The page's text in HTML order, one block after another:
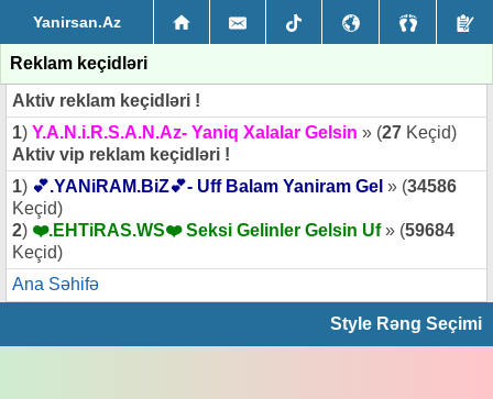
Yanirsan.Az
Reklam keçidləri
Aktiv reklam keçidləri !
1) Y.A.N.i.R.S.A.N.Az- Yaniq Xalalar Gelsin » (27 Keçid)
Aktiv vip reklam keçidləri !
1) 💕.YANiRAM.BiZ💕- Uff Balam Yaniram Gel » (34586
Keçid)
2) ❤️.EHTiRAS.WS❤️ Seksi Gelinler Gelsin Uf» (59684
Keçid)
Ana Səhifə
Style Rəng Seçimi